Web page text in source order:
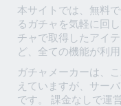
本サイトでは、無料
るガチャを気軽に回
チャで取得したアイ
ど、全ての機能が利用
ガチャメーカーは、
えていますが、サー
です。 課金なしで運